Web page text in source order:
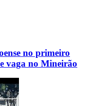
no primeiro
vaga no Mineirão